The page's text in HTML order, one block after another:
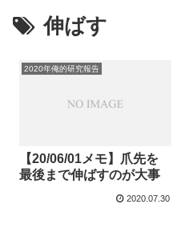
伸ばす
2020年俺的研究報告
【20/06/01メモ】爪先を
最後まで伸ばすのが大事
2020.07.30